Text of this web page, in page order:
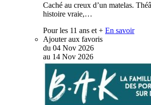
Caché au creux d’un matelas.
histoire vraie,…
Pour les 11 ans et + En savoir
Ajouter aux favoris
du 04 Nov 2026
au 14 Nov 2026